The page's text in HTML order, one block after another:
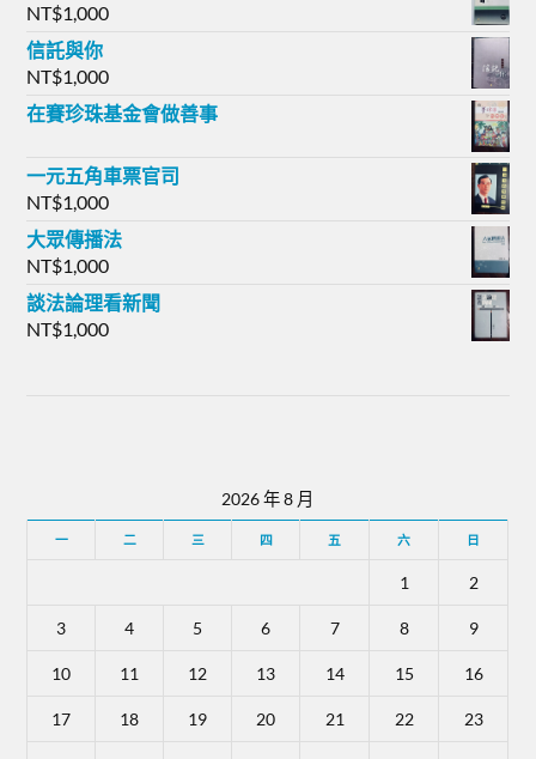
NT$1,000
信託與你
NT$1,000
在賽珍珠基金會做善事
一元五角車票官司
NT$1,000
大眾傳播法
NT$1,000
談法論理看新聞
NT$1,000
2026 年 8 月
一 二 三 四 五 六 日
1 2
3 4 5 6 7 8 9
10 11 12 13 14 15 16
17 18 19 20 21 22 23